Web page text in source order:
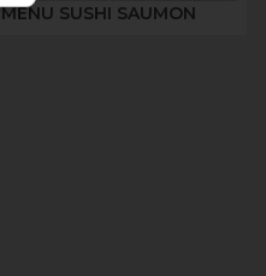
MENU SUSHI SAUMON